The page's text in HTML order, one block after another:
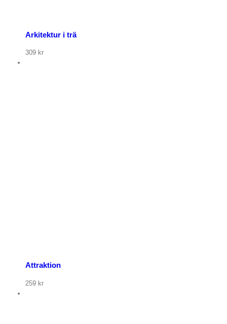
Arkitektur i trä
309 kr
Attraktion
259 kr